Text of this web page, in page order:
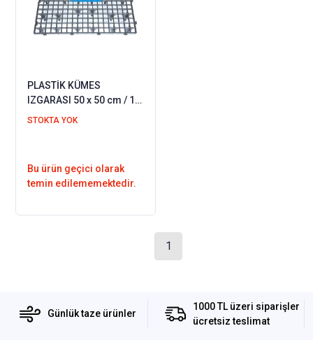
PLASTİK KÜMES
IZGARASI 50 x 50 cm / 1
M2 - 8 CM YÜKSEKLİK
STOKTA YOK
Bu ürün geçici olarak
temin edilememektedir.
1
Günlük taze ürünler
1000 TL üzeri siparişler
ücretsiz teslimat